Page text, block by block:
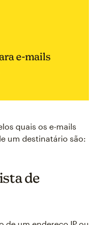
e-mails
quais os e-mails
um destinatário são:
de